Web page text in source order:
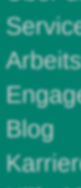
Blog